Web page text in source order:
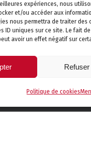
expériences, nous
et/ou accéder aux
nous permettra de traiter des
ID uniques sur ce site. Le fait
avoir un effet négatif sur
Refuser
Politique de cookies